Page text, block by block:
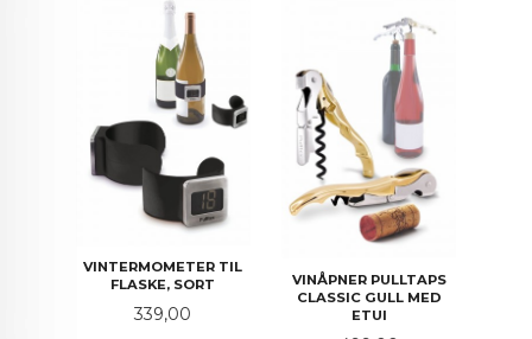
VINTERMOMETER TIL
FLASKE, SORT
Pris
339,00
VINÅPNER PULLTAPS
CLASSIC GULL MED
ETUI